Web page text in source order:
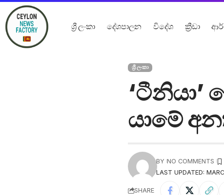
ශ්‍රී ලංකා දේශපාලන විදේශ ක්‍රීඩා
ශ්‍රී ලංකා
‘ටීනියා’
යාමේ
LAST UPDATED:
BY NO COMMENTS
SHARE